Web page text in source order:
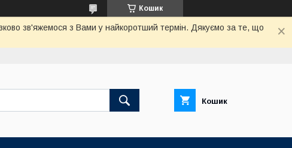
Кошик
зв'яжемося з Вами у найкоротший термін. Дякуємо за те, що
Кошик